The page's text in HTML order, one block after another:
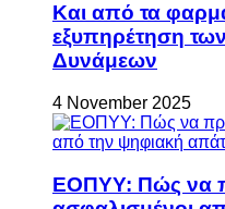
Και από τα
εξυπηρέτηση
Δυνάμεων
4 November 2025
ΕΟΠΥΥ: Πώς να